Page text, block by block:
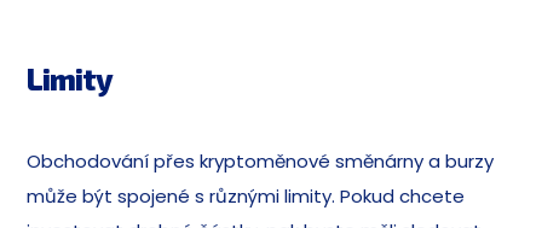
Limity
Obchodování přes kryptoměnové směnárny a burzy
může být spojené s různými limity. Pokud chcete